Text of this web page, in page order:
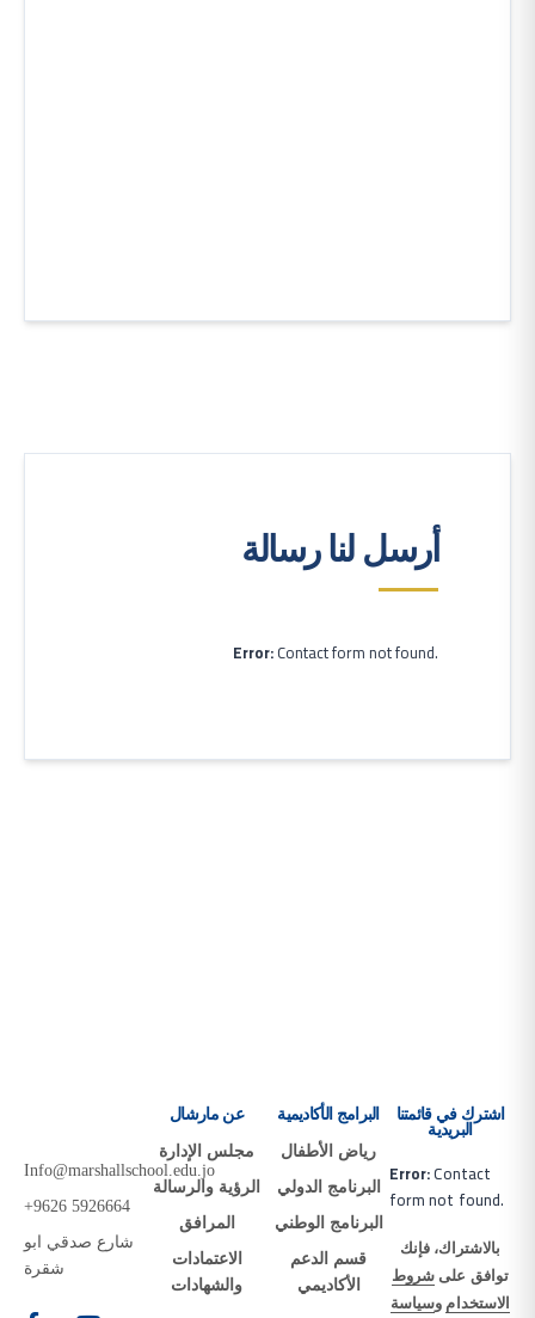
أرسل لنا رسالة
Error:Contact form not found.
Info@marshallschool.edu.jo
+9626 5926664
شارع صدقي ابو
شقرة
عن مارشال
مجلس الإدارة
الرؤية والرسالة
المرافق
الاعتمادات
والشهادات
البرامج الأكاديمية
رياض الأطفال
البرنامج الدولي
البرنامج الوطني
قسم الدعم
الأكاديمي
اشترك في قائمتنا
البريدية
Error:Contact
form not found.
بالاشتراك، فإنك
توافق على شروط
الاستخدام وسياسة